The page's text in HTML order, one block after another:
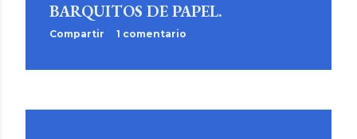
BARQUITOS DE PAPEL.
Compartir 1 comentario